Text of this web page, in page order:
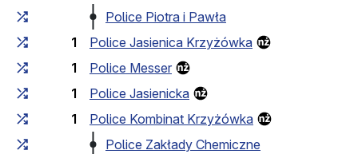
Police Piotra i Pawła
1
Police Jasienica Krzyżówka
1
Police Messer
1
Police Jasienicka
1
Police Kombinat Krzyżówka
Police Zakłady Chemiczne